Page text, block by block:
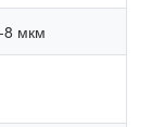
8 мкм